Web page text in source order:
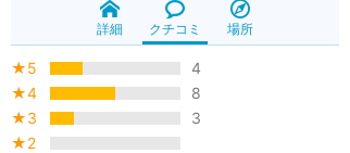
詳細 クチコミ 場所
★5
4
★4
8
★3
3
★2